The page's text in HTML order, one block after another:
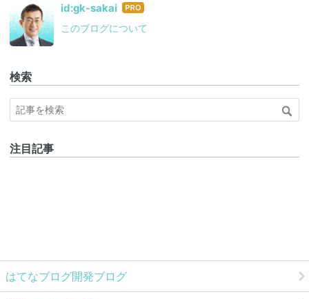
id:gk-sakai はて
ログ
このブログについて
検索
注目記事
はてなブログ開発ブログ